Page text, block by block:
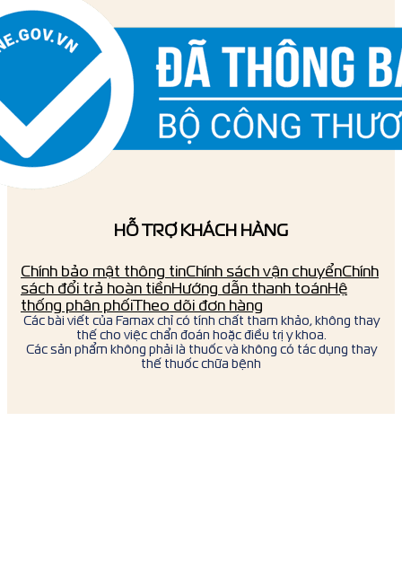
HỖ TRỢ KHÁCH HÀNG
Chính bảo mật thông tinChính sách vận chuyểnChính
sách đổi trả hoàn tiềnHướng dẫn thanh toánHệ
thống phân phốiTheo dõi đơn hàng
Các bài viết của Famax chỉ có tính chất tham khảo, không thay
thế cho việc chẩn đoán hoặc điều trị y khoa.
Các sản phẩm không phải là thuốc và không có tác dụng thay
thế thuốc chữa bệnh